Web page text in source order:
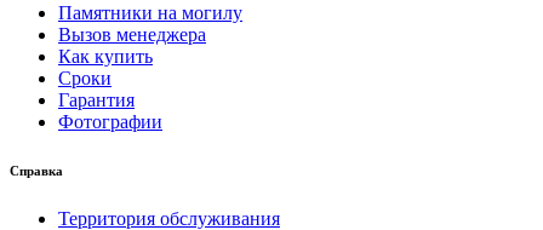
Памятники на могилу
Вызов менеджера
Как купить
Сроки
Гарантия
Фотографии
Справка
Территория обслуживания